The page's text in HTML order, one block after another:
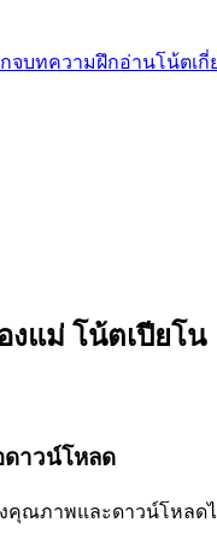
จบทความฝึกอ่านโน้ตเกี่
งแม่ โน้ตเปียโน
ดาวน์โหลด
งคุณภาพและดาวน์โหลด